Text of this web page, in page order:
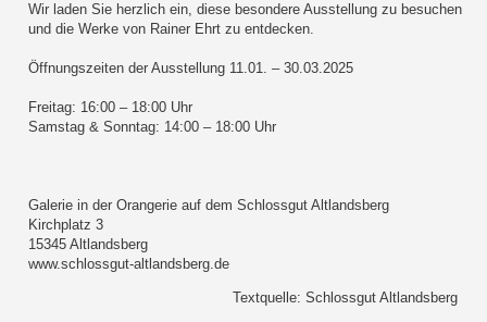
Wir laden Sie herzlich ein, diese besondere Ausstellung zu besuchen
und die Werke von Rainer Ehrt zu entdecken.
Öffnungszeiten der Ausstellung 11.01. – 30.03.2025
Freitag: 16:00 – 18:00 Uhr
Samstag & Sonntag: 14:00 – 18:00 Uhr
Galerie in der Orangerie auf dem Schlossgut Altlandsberg
Kirchplatz 3
15345 Altlandsberg
www.schlossgut-altlandsberg.de
Textquelle: Schlossgut Altlandsberg